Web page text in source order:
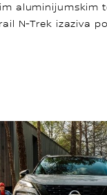
aluminijumskim
N-Trek izaziva